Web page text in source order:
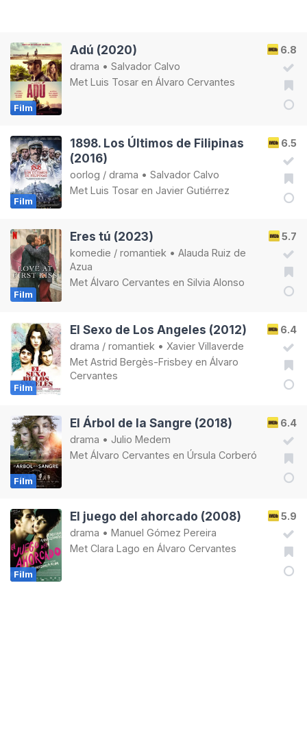
Film
6.8
Adú (2020)
drama • Salvador Calvo
Met Luis Tosar en Álvaro Cervantes
Film
6.5
1898. Los Últimos de Filipinas
(2016)
oorlog / drama • Salvador Calvo
Met Luis Tosar en Javier Gutiérrez
Film
5.7
Eres tú (2023)
komedie / romantiek • Alauda Ruiz de
Azua
Met Álvaro Cervantes en Silvia Alonso
Film
6.4
El Sexo de Los Angeles (2012)
drama / romantiek • Xavier Villaverde
Met Astrid Bergès-Frisbey en Álvaro
Cervantes
Film
6.4
El Árbol de la Sangre (2018)
drama • Julio Medem
Met Álvaro Cervantes en Úrsula Corberó
Film
5.9
El juego del ahorcado (2008)
drama • Manuel Gómez Pereira
Met Clara Lago en Álvaro Cervantes